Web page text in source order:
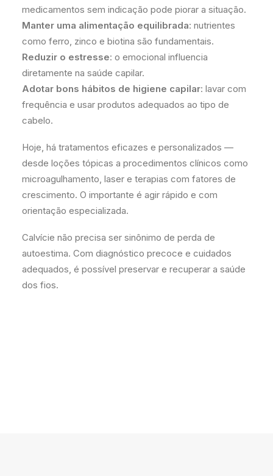
medicamentos sem indicação pode piorar a situação.
Manter uma alimentação equilibrada: nutrientes
como ferro, zinco e biotina são fundamentais.
Reduzir o estresse: o emocional influencia
diretamente na saúde capilar.
Adotar bons hábitos de higiene capilar: lavar com
frequência e usar produtos adequados ao tipo de
cabelo.
Hoje, há tratamentos eficazes e personalizados —
desde loções tópicas a procedimentos clínicos como
microagulhamento, laser e terapias com fatores de
crescimento. O importante é agir rápido e com
orientação especializada.
Calvície não precisa ser sinônimo de perda de
autoestima. Com diagnóstico precoce e cuidados
adequados, é possível preservar e recuperar a saúde
dos fios.